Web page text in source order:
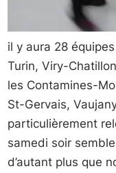
il y aura 28
Turin, Viry-
les Contamines-
St-Gervais,
particulièrement
samedi soir
d’autant plus que